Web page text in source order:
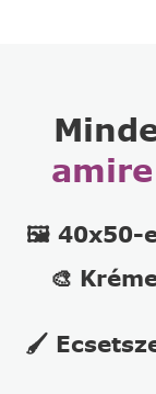
🖼️ 40x50-
🎨
🖌️